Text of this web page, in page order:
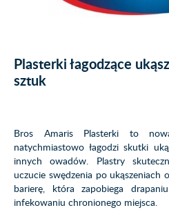
Plasterki łagodzące
sztuk
Bros Amaris Plasterki to
natychmiastowo łagodzi skutki
innych owadów. Plastry
uczucie swędzenia po ukąszeniach
barierę, która zapobiega
infekowaniu chronionego miejsca.